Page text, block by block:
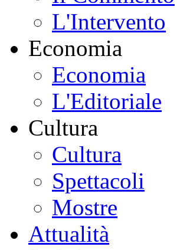
L'Intervento
Economia
Economia
L'Editoriale
Cultura
Cultura
Spettacoli
Mostre
Attualità